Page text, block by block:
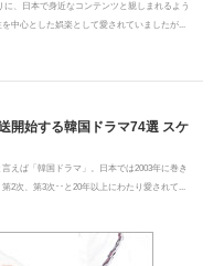
に、日本で身近なコンテンツと親しまれるよう
中心とした娯楽として愛されていましたが...
開始する韓国ドラマ74選 スケ
えば「韓国ドラマ」。日本では2003年に巻き
2次、第3次･･と20年以上にわたり愛されて...